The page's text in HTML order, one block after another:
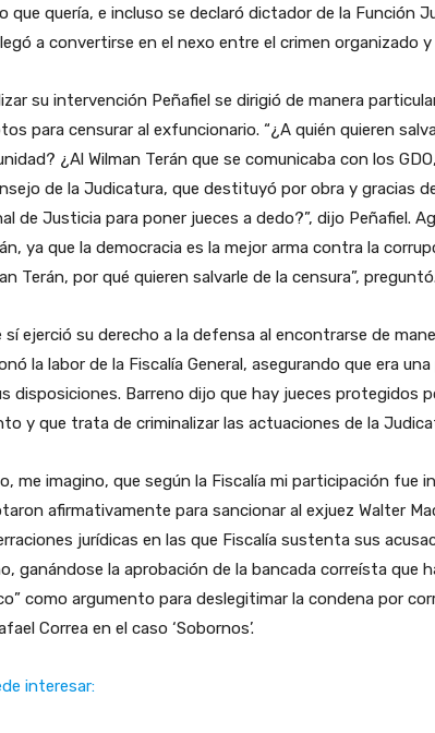
que quería, e incluso se declaró dictador de la Función
a convertirse en el nexo entre el crimen organizado
su intervención Peñafiel se dirigió de manera
para censurar al exfuncionario. “¿A quién quieren
¿Al Wilman Terán que se comunicaba con los
de la Judicatura, que destituyó por obra y gracias
de Justicia para poner jueces a dedo?”, dijo Peñafiel.
ya que la democracia es la mejor arma contra la
Terán, por qué quieren salvarle de la censura”, preguntó.
sí ejerció su derecho a la defensa al encontrarse de
la labor de la Fiscalía General, asegurando que era
disposiciones. Barreno dijo que hay jueces protegidos
y que trata de criminalizar las actuaciones de la
me imagino, que según la Fiscalía mi participación fue
afirmativamente para sancionar al exjuez Walter
jurídicas en las que Fiscalía sustenta sus
ganándose la aprobación de la bancada correísta que
como argumento para deslegitimar la condena por
Correa en el caso ‘Sobornos’.
interesar: